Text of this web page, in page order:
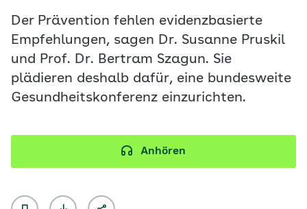
Der Prävention fehlen evidenzbasierte
Empfehlungen, sagen Dr. Susanne Pruskil
und Prof. Dr. Bertram Szagun. Sie
plädieren deshalb dafür, eine bundesweite
Gesundheitskonferenz einzurichten.
Anhören